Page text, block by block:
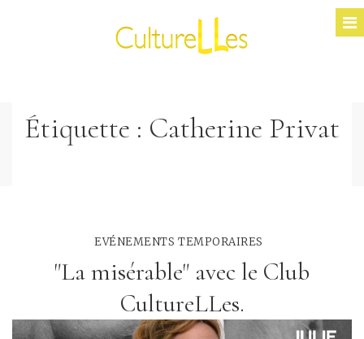
Étiquette : Catherine Privat
EVÉNEMENTS TEMPORAIRES
"La misérable" avec le Club
CultureLLes.